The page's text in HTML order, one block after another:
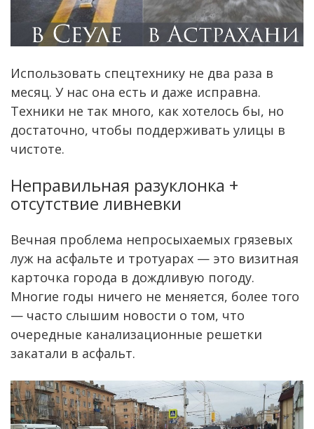
Использовать спецтехнику не два раза в
месяц. У нас она есть и даже исправна.
Техники не так много, как хотелось бы, но
достаточно, чтобы поддерживать улицы в
чистоте.
Неправильная разуклонка +
отсутствие ливневки
Вечная проблема непросыхаемых грязевых
луж на асфальте и тротуарах — это визитная
карточка города в дождливую погоду.
Многие годы ничего не меняется, более того
— часто слышим новости о том, что
очередные канализационные решетки
закатали в асфальт.